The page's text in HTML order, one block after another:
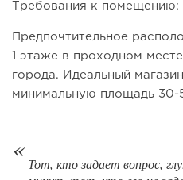
открытия заведения
Требования к помещению:
Предпочтительное
1 этаже в проходном
города. Идеальный
минимальную площадь 30-
Тот, кто задает вопрос,